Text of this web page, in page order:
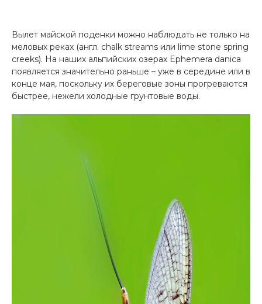
Вылет майской поденки можно наблюдать не только на
меловых реках (англ. chalk streams или lime stone spring
creeks). На наших альпийских озерах Ephemera danica
появляется значительно раньше – уже в середине или в
конце мая, поскольку их береговые зоны прогреваются
быстрее, нежели холодные грунтовые воды.